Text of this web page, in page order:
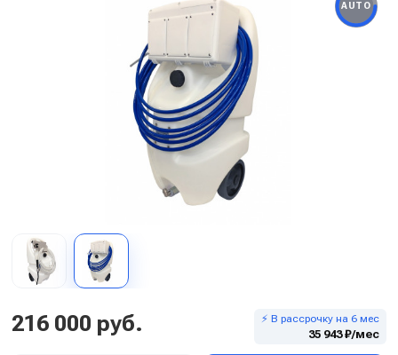
AUTO
216 000 руб. ⚡ В рассрочку на 6 мес
35 943 ₽/мес